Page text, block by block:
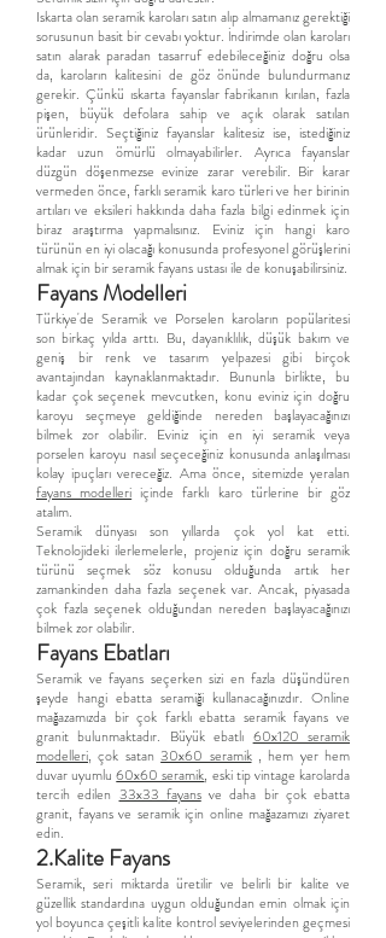
Iskarta olan seramik karoları satın alıp almamanız gerektiği
sorusunun basit bir cevabı yoktur. İndirimde olan karoları
satın alarak paradan tasarruf edebileceğiniz doğru olsa
da, karoların kalitesini de göz önünde bulundurmanız
gerekir. Çünkü ıskarta fayanslar fabrikanın kırılan, fazla
pişen, büyük defolara sahip ve açık olarak satılan
ürünleridir. Seçtiğiniz fayanslar kalitesiz ise, istediğiniz
kadar uzun ömürlü olmayabilirler. Ayrıca fayanslar
düzgün döşenmezse evinize zarar verebilir. Bir karar
vermeden önce, farklı seramik karo türleri ve her birinin
artıları ve eksileri hakkında daha fazla bilgi edinmek için
biraz araştırma yapmalısınız. Eviniz için hangi karo
türünün en iyi olacağı konusunda profesyonel görüşlerini
almak için bir seramik fayans ustası ile de konuşabilirsiniz.
Fayans Modelleri
Türkiye'de Seramik ve Porselen karoların popülaritesi
son birkaç yılda arttı. Bu, dayanıklılık, düşük bakım ve
geniş bir renk ve tasarım yelpazesi gibi birçok
avantajından kaynaklanmaktadır. Bununla birlikte, bu
kadar çok seçenek mevcutken, konu eviniz için doğru
karoyu seçmeye geldiğinde nereden başlayacağınızı
bilmek zor olabilir. Eviniz için en iyi seramik veya
porselen karoyu nasıl seçeceğiniz konusunda anlaşılması
kolay ipuçları vereceğiz. Ama önce, sitemizde yeralan
fayans modelleri içinde farklı karo türlerine bir göz
atalım.
Seramik dünyası son yıllarda çok yol kat etti.
Teknolojideki ilerlemelerle, projeniz için doğru seramik
türünü seçmek söz konusu olduğunda artık her
zamankinden daha fazla seçenek var. Ancak, piyasada
çok fazla seçenek olduğundan nereden başlayacağınızı
bilmek zor olabilir.
Fayans Ebatları
Seramik ve fayans seçerken sizi en fazla düşündüren
şeyde hangi ebatta seramiği kullanacağınızdır. Online
mağazamızda bir çok farklı ebatta seramik fayans ve
granit bulunmaktadır. Büyük ebatlı 60x120 seramik
modelleri, çok satan30x60 seramik, hem yer hem
duvar uyumlu60x60 seramik, eski tip vintage karolarda
tercih edilen 33x33 fayansve daha bir çok ebatta
granit, fayans ve seramik için online mağazamızı ziyaret
edin.
2.Kalite Fayans
Seramik, seri miktarda üretilir ve belirli bir kalite ve
güzellik standardına uygun olduğundan emin olmak için
yol boyunca çeşitli kalite kontrol seviyelerinden geçmesi